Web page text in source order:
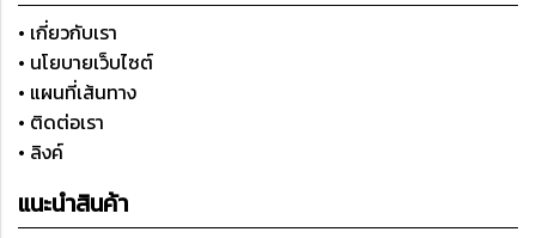
• เกี่ยวกับเรา
• นโยบายเว็บไซต์
• แผนที่เส้นทาง
• ติดต่อเรา
• ลิงค์
แนะนำสินค้า